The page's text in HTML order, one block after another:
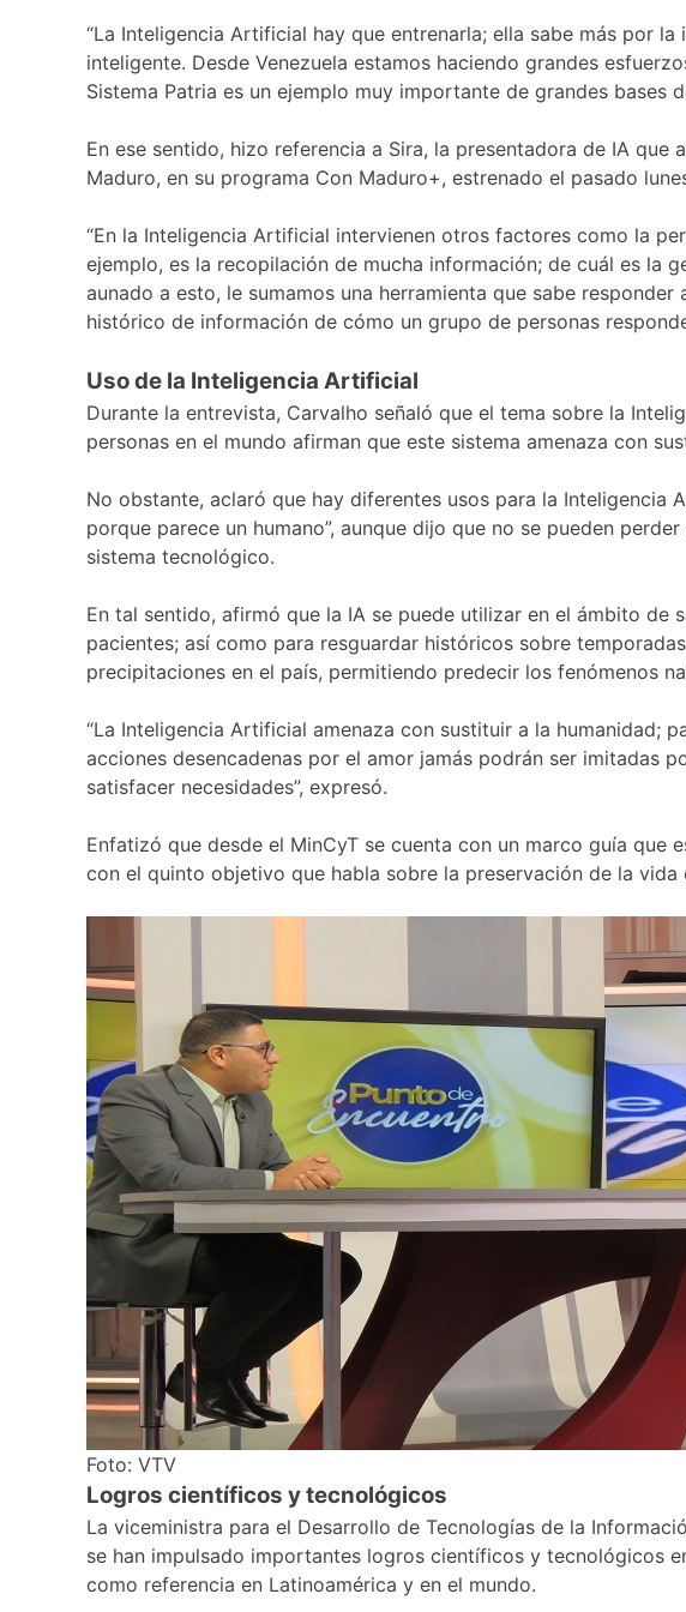
“La Inteligencia Artificial hay que entrenarla; ella sabe más por
inteligente. Desde Venezuela estamos haciendo grandes
Sistema Patria es un ejemplo muy importante de grandes bases
En ese sentido, hizo referencia a Sira, la presentadora de IA que
Maduro, en su programa Con Maduro+, estrenado el pasado
“En la Inteligencia Artificial intervienen otros factores como la
ejemplo, es la recopilación de mucha información; de cuál es la
aunado a esto, le sumamos una herramienta que sabe
histórico de información de cómo un grupo de personas
Uso de la Inteligencia Artificial
Durante la entrevista, Carvalho señaló que el tema sobre la
personas en el mundo afirman que este sistema amenaza con
No obstante, aclaró que hay diferentes usos para la Inteligencia
porque parece un humano”, aunque dijo que no se pueden
sistema tecnológico.
En tal sentido, afirmó que la IA se puede utilizar en el ámbito de
pacientes; así como para resguardar históricos sobre
precipitaciones en el país, permitiendo predecir los fenómenos
“La Inteligencia Artificial amenaza con sustituir a la humanidad;
acciones desencadenas por el amor jamás podrán ser imitadas
satisfacer necesidades”, expresó.
Enfatizó que desde el MinCyT se cuenta con un marco guía que
con el quinto objetivo que habla sobre la preservación de la
Foto: VTV
Logros científicos y tecnológicos
La viceministra para el Desarrollo de Tecnologías de la
se han impulsado importantes logros científicos y tecnológicos
como referencia en Latinoamérica y en el mundo.